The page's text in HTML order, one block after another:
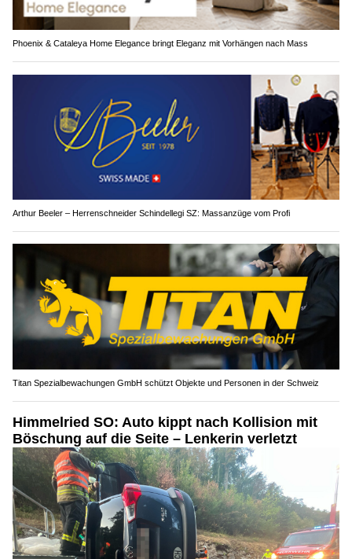
Phoenix & Cataleya Home Elegance bringt Eleganz mit Vorhängen nach Mass
Arthur Beeler – Herrenschneider Schindellegi SZ: Massanzüge vom Profi
Titan Spezialbewachungen GmbH schützt Objekte und Personen in der Schweiz
Himmelried SO: Auto kippt nach Kollision mit
Böschung auf die Seite – Lenkerin verletzt